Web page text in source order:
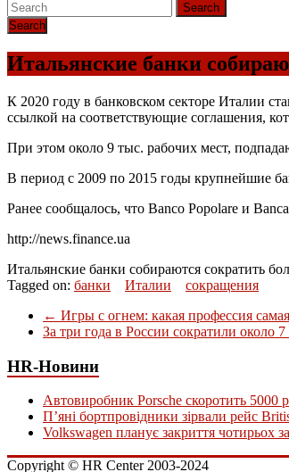
Search
Итальянские банки
К 2020 году в банковском секторе Италии
ссылкой на соответствующие соглашения,
При этом около 9 тыс. рабочих мест,
В период с 2009 по 2015 годы крупнейшие
Ранее сообщалось, что Banco Popolare и
http://news.finance.ua
Итальянские банки собираются сократить
Tagged on: банки Италии
сокращения
← Игры с огнем: какая профессия
За три года в России сократили около
HR-Новини
Автовиробник Porsche скоротить 5000
П’яні бортпровідники зірвали рейс
Volkswagen планує закриття чотирьох
Copyright © HR Center 2003-2024